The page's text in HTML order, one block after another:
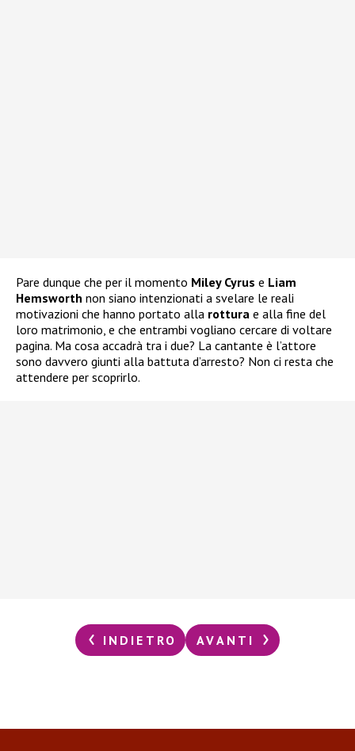
Pare dunque che per il momento Miley Cyrus e Liam
Hemsworth non siano intenzionati a svelare le reali
motivazioni che hanno portato alla rottura e alla fine del
loro matrimonio, e che entrambi vogliano cercare di voltare
pagina. Ma cosa accadrà tra i due? La cantante è l’attore
sono davvero giunti alla battuta d’arresto? Non ci resta che
attendere per scoprirlo.
INDIETRO AVANTI